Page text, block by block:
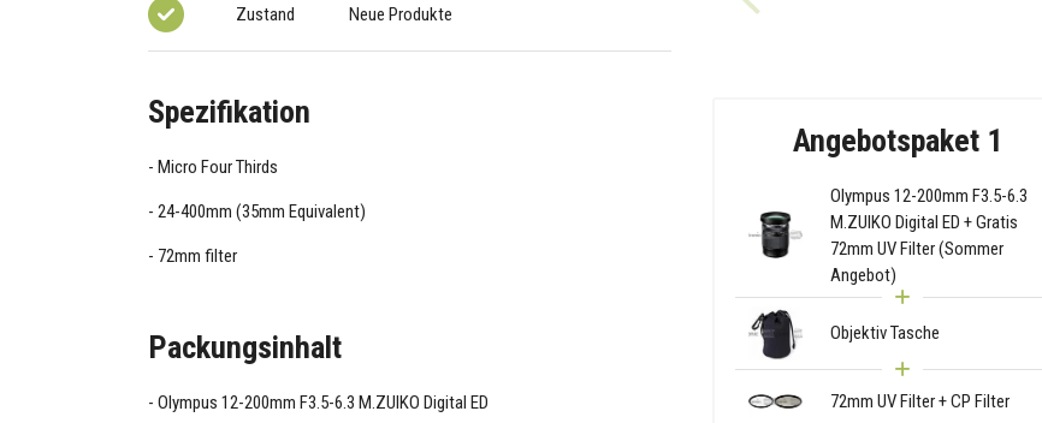
Zustand Neue Produkte
Angebotspaket 1
Olympus 12-200mm F3.5-6.3
M.ZUIKO Digital ED + Gratis
72mm UV Filter (Sommer
Angebot)
Objektiv Tasche
72mm UV Filter + CP Filter
Spezifikation
Micro Four Thirds
24-400mm (35mm Equivalent)
72mm filter
Packungsinhalt
Olympus 12-200mm F3.5-6.3 M.ZUIKO Digital ED